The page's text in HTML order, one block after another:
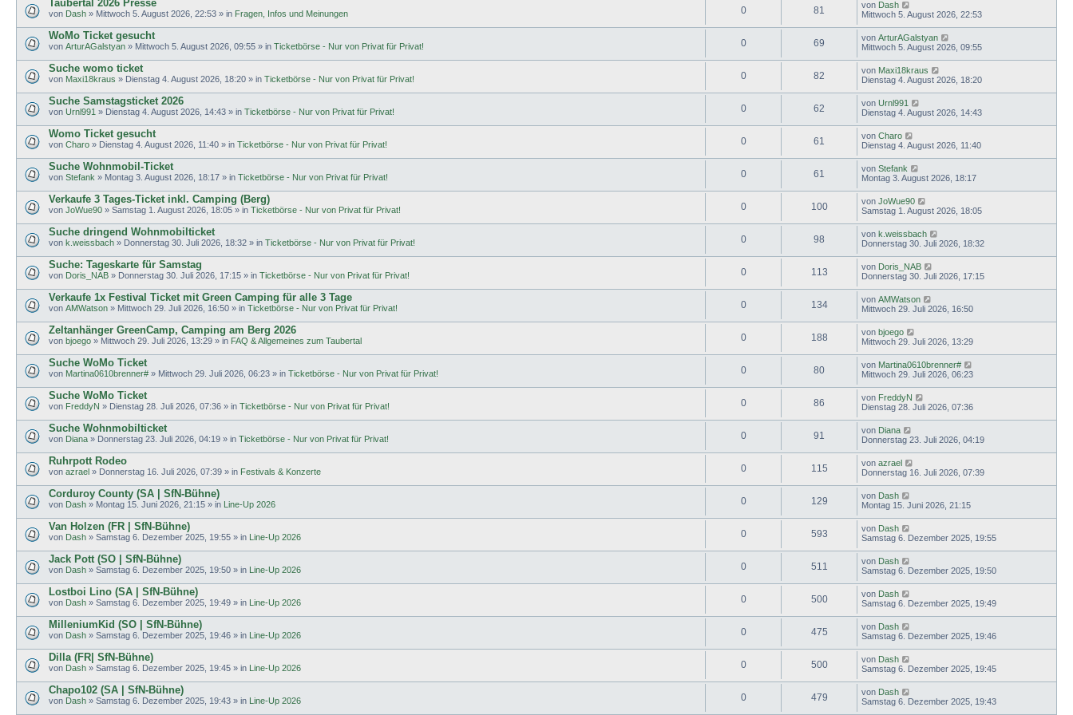
Taubertal 2026 Presse
von Dash » Mittwoch 5. August 2026, 22:53 » in Fragen, Infos und Meinungen 0 81 von Dash
Mittwoch 5. August 2026, 22:53
WoMo Ticket gesucht
von ArturAGalstyan » Mittwoch 5. August 2026, 09:55 » in Ticketbörse - Nur von Privat für Privat! 0 69 von ArturAGalstyan
Mittwoch 5. August 2026, 09:55
Suche womo ticket
von Maxi18kraus » Dienstag 4. August 2026, 18:20 » in Ticketbörse - Nur von Privat für Privat! 0 82 von Maxi18kraus
Dienstag 4. August 2026, 18:20
Suche Samstagsticket 2026
von Urnl991 » Dienstag 4. August 2026, 14:43 » in Ticketbörse - Nur von Privat für Privat! 0 62 von Urnl991
Dienstag 4. August 2026, 14:43
Womo Ticket gesucht
von Charo » Dienstag 4. August 2026, 11:40 » in Ticketbörse - Nur von Privat für Privat! 0 61 von Charo
Dienstag 4. August 2026, 11:40
Suche Wohnmobil-Ticket
von Stefank » Montag 3. August 2026, 18:17 » in Ticketbörse - Nur von Privat für Privat! 0 61 von Stefank
Montag 3. August 2026, 18:17
Verkaufe 3 Tages-Ticket inkl. Camping (Berg)
von JoWue90 » Samstag 1. August 2026, 18:05 » in Ticketbörse - Nur von Privat für Privat! 0 100 von JoWue90
Samstag 1. August 2026, 18:05
Suche dringend Wohnmobilticket
von k.weissbach » Donnerstag 30. Juli 2026, 18:32 » in Ticketbörse - Nur von Privat für Privat! 0 98 von k.weissbach
Donnerstag 30. Juli 2026, 18:32
Suche: Tageskarte für Samstag
von Doris_NAB » Donnerstag 30. Juli 2026, 17:15 » in Ticketbörse - Nur von Privat für Privat! 0 113 von Doris_NAB
Donnerstag 30. Juli 2026, 17:15
Verkaufe 1x Festival Ticket mit Green Camping für alle 3 Tage
von AMWatson » Mittwoch 29. Juli 2026, 16:50 » in Ticketbörse - Nur von Privat für Privat! 0 134 von AMWatson
Mittwoch 29. Juli 2026, 16:50
Zeltanhänger GreenCamp, Camping am Berg 2026
von bjoego » Mittwoch 29. Juli 2026, 13:29 » in FAQ & Allgemeines zum Taubertal 0 188 von bjoego
Mittwoch 29. Juli 2026, 13:29
Suche WoMo Ticket
von Martina0610brenner# » Mittwoch 29. Juli 2026, 06:23 » in Ticketbörse - Nur von Privat für Privat! 0 80 von Martina0610brenner#
Mittwoch 29. Juli 2026, 06:23
Suche WoMo Ticket
von FreddyN » Dienstag 28. Juli 2026, 07:36 » in Ticketbörse - Nur von Privat für Privat! 0 86 von FreddyN
Dienstag 28. Juli 2026, 07:36
Suche Wohnmobilticket
von Diana » Donnerstag 23. Juli 2026, 04:19 » in Ticketbörse - Nur von Privat für Privat! 0 91 von Diana
Donnerstag 23. Juli 2026, 04:19
Ruhrpott Rodeo
von azrael » Donnerstag 16. Juli 2026, 07:39 » in Festivals & Konzerte 0 115 von azrael
Donnerstag 16. Juli 2026, 07:39
Corduroy County (SA | SfN-Bühne)
von Dash » Montag 15. Juni 2026, 21:15 » in Line-Up 2026 0 129 von Dash
Montag 15. Juni 2026, 21:15
Van Holzen (FR | SfN-Bühne)
von Dash » Samstag 6. Dezember 2025, 19:55 » in Line-Up 2026 0 593 von Dash
Samstag 6. Dezember 2025, 19:55
Jack Pott (SO | SfN-Bühne)
von Dash » Samstag 6. Dezember 2025, 19:50 » in Line-Up 2026 0 511 von Dash
Samstag 6. Dezember 2025, 19:50
Lostboi Lino (SA | SfN-Bühne)
von Dash » Samstag 6. Dezember 2025, 19:49 » in Line-Up 2026 0 500 von Dash
Samstag 6. Dezember 2025, 19:49
MilleniumKid (SO | SfN-Bühne)
von Dash » Samstag 6. Dezember 2025, 19:46 » in Line-Up 2026 0 475 von Dash
Samstag 6. Dezember 2025, 19:46
Dilla (FR| SfN-Bühne)
von Dash » Samstag 6. Dezember 2025, 19:45 » in Line-Up 2026 0 500 von Dash
Samstag 6. Dezember 2025, 19:45
Chapo102 (SA | SfN-Bühne)
von Dash » Samstag 6. Dezember 2025, 19:43 » in Line-Up 2026 0 479 von Dash
Samstag 6. Dezember 2025, 19:43